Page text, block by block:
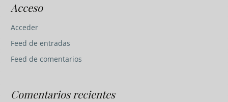
Acceso
Acceder
Feed de entradas
Feed de comentarios
Comentarios recientes